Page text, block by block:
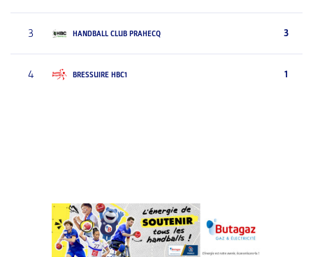
3 HANDBALL CLUB PRAHECQ 3
4 BRESSUIRE HBC1 1